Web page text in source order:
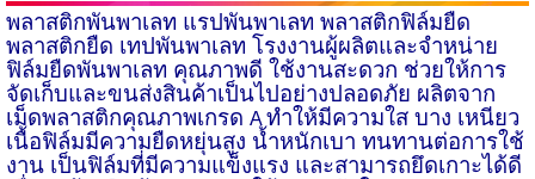
พลาสติกพันพาเลท แรปพันพาเลท พลาสติกฟิล์มยืด
พลาสติกยืด เทปพันพาเลท โรงงานผู้ผลิตและจำหน่าย
ฟิล์มยืดพันพาเลท คุณภาพดี ใช้งานสะดวก ช่วยให้การ
จัดเก็บและขนส่งสินค้าเป็นไปอย่างปลอดภัย ผลิตจาก
เม็ดพลาสติกคุณภาพเกรด Aทำให้มีความใส บาง เหนียว
เนื้อฟิล์มมีความยืดหยุ่นสูง น้ำหนักเบา ทนทานต่อการใช้
งาน เป็นฟิล์มที่มีความแข็งแรง และสามารถยึดเกาะได้ดี